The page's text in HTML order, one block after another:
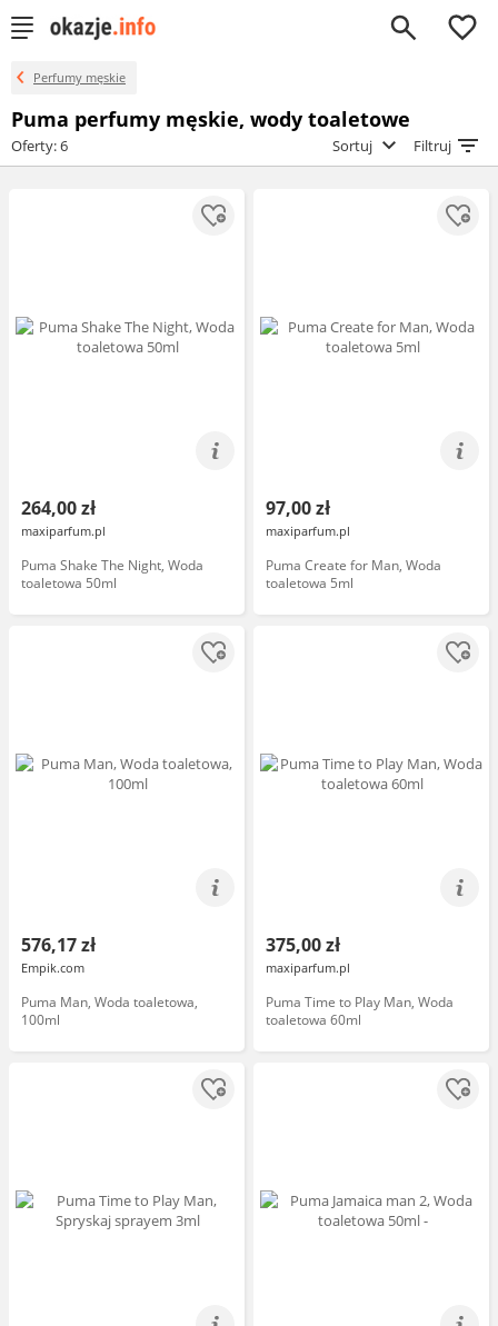
0
Perfumy męskie
Puma perfumy męskie, wody toaletowe
Oferty: 6 Sortuj Filtruj
264,00 zł
maxiparfum.pl
Puma Shake The Night, Woda
toaletowa 50ml
97,00 zł
maxiparfum.pl
Puma Create for Man, Woda
toaletowa 5ml
576,17 zł
Empik.com
Puma Man, Woda toaletowa,
100ml
375,00 zł
maxiparfum.pl
Puma Time to Play Man, Woda
toaletowa 60ml